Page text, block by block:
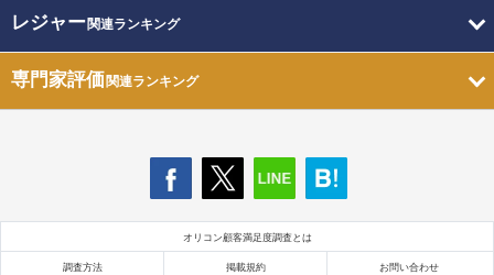
レジャー関連ランキング
専門家評価関連ランキング
オリコン顧客満足度調査とは
調査方法 掲載規約 お問い合わせ